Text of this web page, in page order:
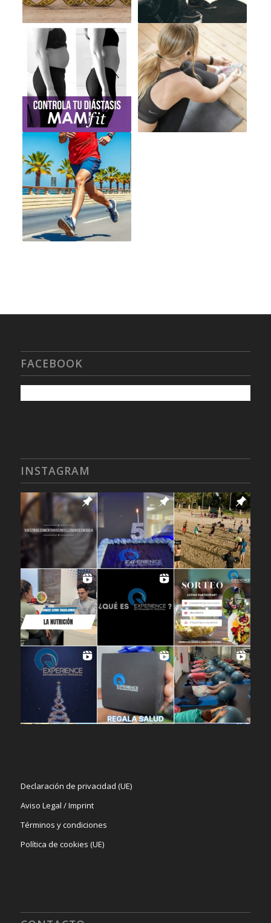
FACEBOOK
INSTAGRAM
Declaración de privacidad (UE)
Aviso Legal / Imprint
Términos y condiciones
Política de cookies (UE)